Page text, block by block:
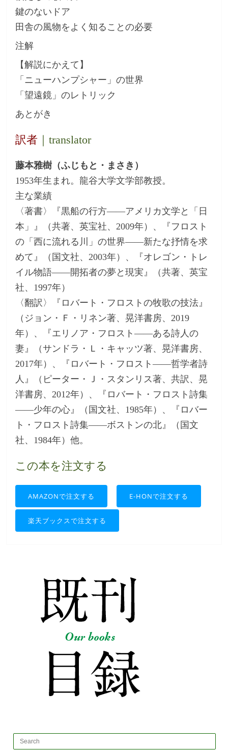
鍵のないドア
田舎の風物をよく知ることの必要
注解
【解説にかえて】
「ニューハンプシャー」の世界
「望遠鏡」のレトリック
あとがき
訳者 ｜translator
藤本雅樹（ふじもと・まさき）
1953年生まれ。龍谷大学文学部教授。
主な業績
〈著書〉『黒船の行方――アメリカ文学と「日
本」』（共著、英宝社、2009年）、『フロスト
の「西に流れる川」の世界――新たな抒情を求
めて』（国文社、2003年）、『オレゴン・トレ
イル物語――開拓者の夢と現実』（共著、英宝
社、1997年）
〈翻訳〉『ロバート・フロストの牧歌の技法』
（ジョン・Ｆ・リネン著、晃洋書房、2019
年）、『エリノア・フロスト――ある詩人の
妻』（サンドラ・Ｌ・キャッツ著、晃洋書房、
2017年）、『ロバート・フロスト――哲学者詩
人』（ピーター・Ｊ・スタンリス著、共訳、晃
洋書房、2012年）、『ロバート・フロスト詩集
――少年の心』（国文社、1985年）、『ロバー
ト・フロスト詩集――ボストンの北』（国文
社、1984年）他。
この本を注文する
AMAZONで注文する E-HONで注文する
楽天ブックスで注文する